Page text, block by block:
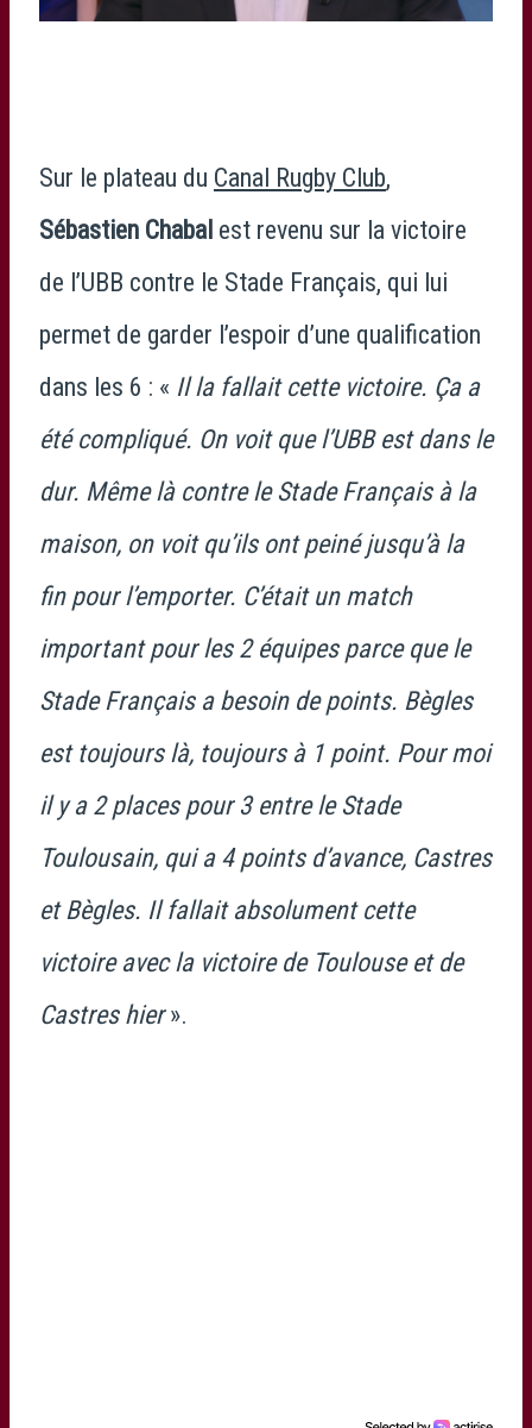
Sur le plateau du Canal Rugby Club,
Sébastien Chabal est revenu sur la victoire
de l’UBB contre le Stade Français, qui lui
permet de garder l’espoir d’une qualification
dans les 6 : « Il la fallait cette victoire. Ça a
été compliqué. On voit que l’UBB est dans le
dur. Même là contre le Stade Français à la
maison, on voit qu’ils ont peiné jusqu’à la
fin pour l’emporter. C’était un match
important pour les 2 équipes parce que le
Stade Français a besoin de points. Bègles
est toujours là, toujours à 1 point. Pour moi
il y a 2 places pour 3 entre le Stade
Toulousain, qui a 4 points d’avance, Castres
et Bègles. Il fallait absolument cette
victoire avec la victoire de Toulouse et de
Castres hier».